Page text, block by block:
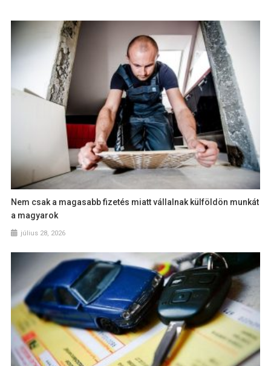
Nem csak a magasabb fizetés miatt vállalnak külföldön munkát
a magyarok
július 28, 2026